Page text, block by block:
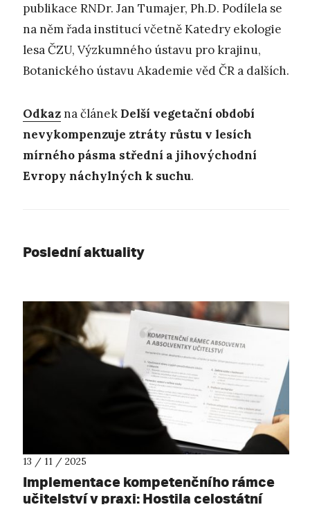
publikace RNDr. Jan Tumajer, Ph.D. Podílela se
na něm řada institucí včetně Katedry ekologie
lesa ČZU, Výzkumného ústavu pro krajinu,
Botanického ústavu Akademie věd ČR a dalších.
Odkazna článek Delší vegetační období
nevykompenzuje ztráty růstu v lesích
mírného pásma střední a jihovýchodní
Evropy náchylných k suchu.
Poslední aktuality
13 / 11 / 2025
Implementace kompetenčního rámce
učitelství v praxi: Hostila celostátní